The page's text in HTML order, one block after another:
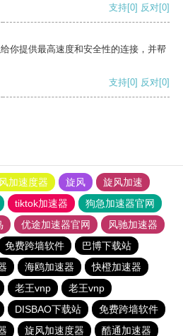
支持[0] 反对[0]
你提供最高速度和安全性的连接，并帮
支持[0] 反对[0]
加速度器 旋风
旋风加速
tiktok加速器
狗急加速器官网
优途加速器官网
风驰加速器
免费跨墙软件
巴博下载站
海鸥加速器
快橙加速器
老王vnp
老王vnp
DISBAO下载站
免费跨墙软件
旋风加速度器 酷通加速器